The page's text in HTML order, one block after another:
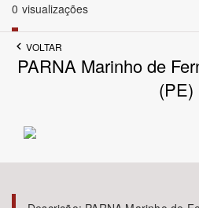
Até
0 visualizações
VOLTAR
PARNA Marinho de
(PE)